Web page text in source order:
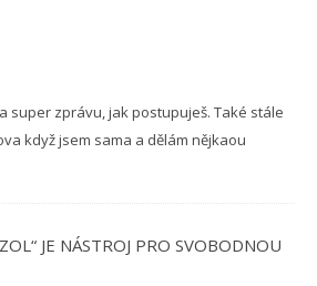
super zprávu, jak postupuješ. Také stále
když jsem sama a dělám nějkaou
JE NÁSTROJ PRO SVOBODNOU